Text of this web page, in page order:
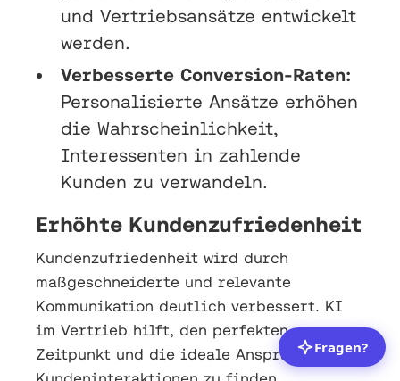
und Vertriebsansätze entwickelt
werden.
Verbesserte Conversion-Raten:
Personalisierte Ansätze erhöhen
die Wahrscheinlichkeit,
Interessenten in zahlende
Kunden zu verwandeln.
Erhöhte Kundenzufriedenheit
Kundenzufriedenheit wird durch
maßgeschneiderte und relevante
Kommunikation deutlich verbessert. KI
im Vertrieb hilft, den perfekten
Zeitpunkt und die ideale Ansprache für